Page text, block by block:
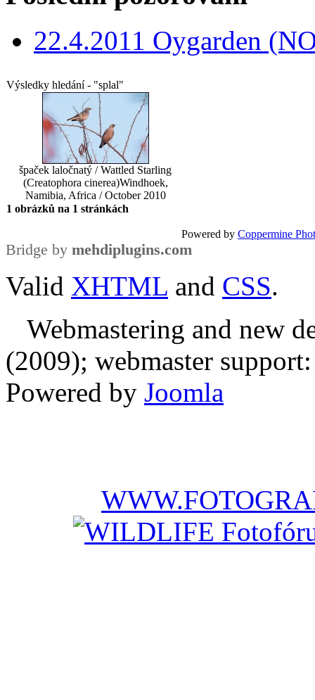
22.4.2011 Oygarden
Výsledky hledání - "splal"
špaček laločnatý / Wattled Starling
(Creatophora cinerea)Windhoek,
Namibia, Africa / October 2010
1 obrázků na 1 stránkách
Powered by Coppermine
Bridge by mehdiplugins.com
Valid XHTML and CSS.
Webmastering and new
(2009); webmaster
Powered by Joomla